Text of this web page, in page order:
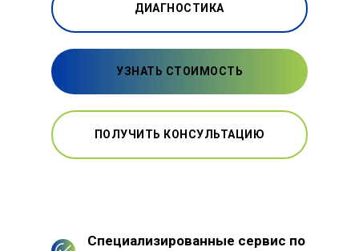
ДИАГНОСТИКА
УЗНАТЬ СТОИМОСТЬ
ПОЛУЧИТЬ КОНСУЛЬТАЦИЮ
Специализированные сервис по